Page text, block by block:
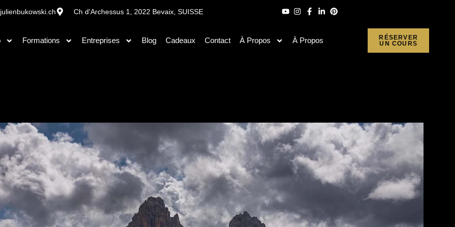
Ch d'Archessus 1, 2022 Bevaix, SUISSE
Formations Entreprises Blog Cadeaux Contact À Propos À Propos
RÉSERVER
UN COURS